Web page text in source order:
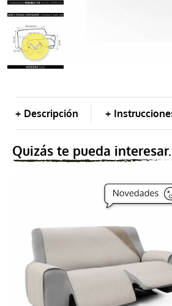
Chester
Puff
Salva chaiselongue
Descripción
Quizás te pueda